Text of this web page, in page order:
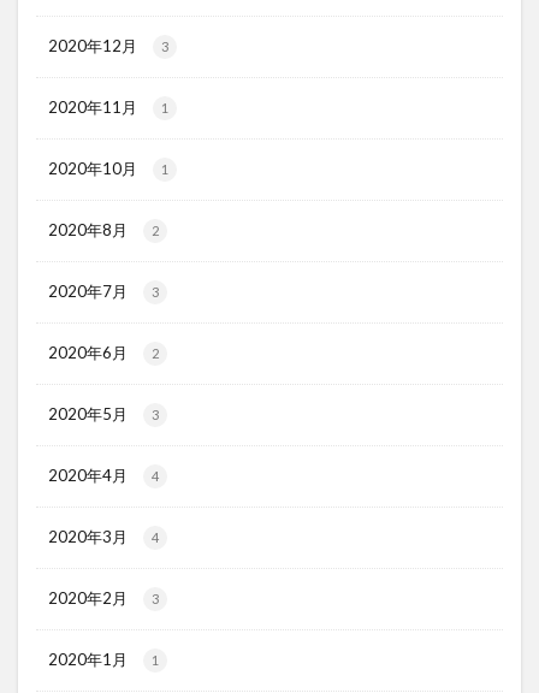
2020年12月 3
2020年11月 1
2020年10月 1
2020年8月 2
2020年7月 3
2020年6月 2
2020年5月 3
2020年4月 4
2020年3月 4
2020年2月 3
2020年1月 1